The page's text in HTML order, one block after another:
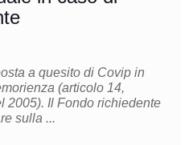
a quesito di Covip in
(articolo 14,
richiedente
sulla ...